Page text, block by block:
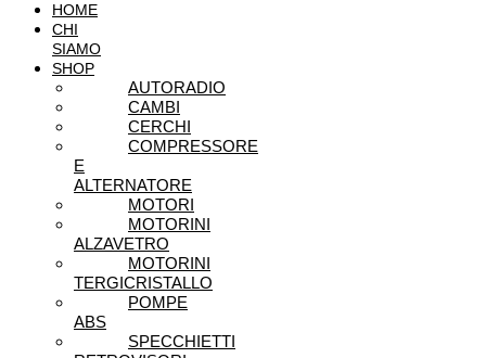
HOME
CHI
SIAMO
SHOP
AUTORADIO
CAMBI
CERCHI
COMPRESSORE
E
ALTERNATORE
MOTORI
MOTORINI
ALZAVETRO
MOTORINI
TERGICRISTALLO
POMPE
ABS
SPECCHIETTI